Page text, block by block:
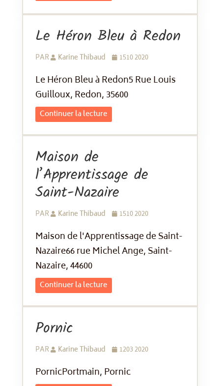
Le Héron Bleu à Redon
PAR Karine Thibaud 1510 2020
Le Héron Bleu à Redon5 Rue Louis
Guilloux, Redon, 35600
Continuer la lecture
Maison de
l’Apprentissage de
Saint-Nazaire
PAR Karine Thibaud 1510 2020
Maison de l'Apprentissage de Saint-
Nazaire66 rue Michel Ange, Saint-
Nazaire, 44600
Continuer la lecture
Pornic
PAR Karine Thibaud 1203 2020
PornicPortmain, Pornic